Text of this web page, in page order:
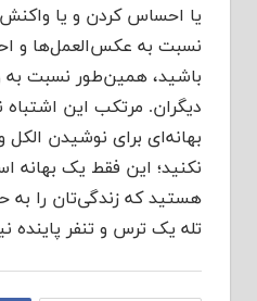
یا احساس کردن و یا
نسبت به عکس‌العمل‌ها و
باشید، همین‌طور نسبت
دیگران. مرتکب این اشتباه
بهانه‌ای برای نوشیدن
نکنید؛ این فقط یک بهانه
هستید که زندگی‌تان را به
تله یک ترس و تنفر پاینده